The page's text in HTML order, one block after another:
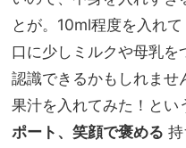
とが。10ml程度を入れ
口に少しミルクや母乳を
認識できるかもしれませ
果汁を入れてみた！と
ポート、笑顔で褒める